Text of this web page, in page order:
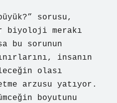
sorusu,
biyoloji merakı
bu sorunun
insanın
olası
arzusu yatıyor.
boyutunu